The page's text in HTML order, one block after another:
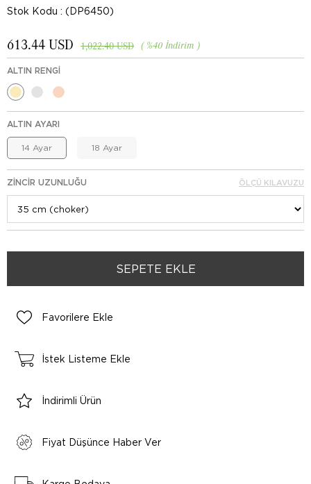
Stok Kodu (DP6450)
%40 İndirim
1,022.40 USD
613.44 USD
ALTIN RENGI
ALTIN AYARI
14 Ayar 18 Ayar
ZINCIR UZUNLUĞU ÖLÇÜ KILAVUZU
Favorilere Ekle
İstek Listeme Ekle
İndirimli Ürün
Fiyat Düşünce Haber Ver